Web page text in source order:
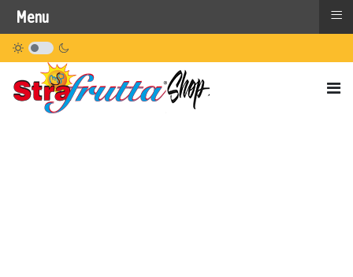
Menu ≡